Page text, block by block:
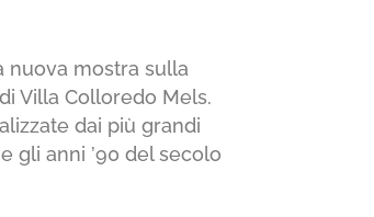
nuova mostra sulla
Villa Colloredo Mels.
dai più grandi
gli anni ’90 del secolo